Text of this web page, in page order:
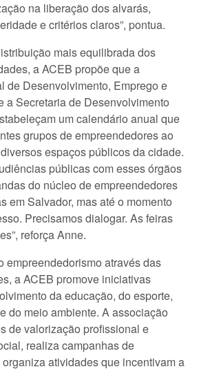
na liberação dos alvarás,
e critérios claros”, pontua.
mais equilibrada dos
a ACEB propõe que a
de Desenvolvimento, Emprego e
a Secretaria de Desenvolvimento
um calendário anual que
grupos de empreendedores ao
espaços públicos da cidade.
públicas com esses órgãos
do núcleo de empreendedores
em Salvador, mas até o momento
Precisamos dialogar. As feiras
reforça Anne.
empreendedorismo através das
a ACEB promove iniciativas
da educação, do esporte,
do meio ambiente. A associação
de valorização profissional e
realiza campanhas de
atividades que incentivam a